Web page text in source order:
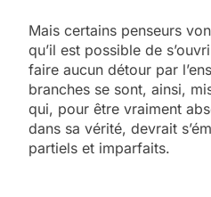
Mais certains penseurs
qu’il est possible de
faire aucun détour par
branches se sont, ainsi,
qui, pour être vraiment
dans sa vérité, devrait
partiels et imparfaits.